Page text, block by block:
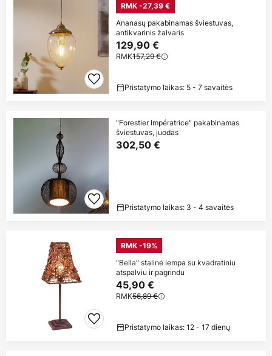
RMK -27,39 €
Ananasų pakabinamas šviestuvas,
antikvarinis žalvaris
129,90 €
RMK157,29 €
Pristatymo laikas: 5 - 7 savaitės
"Forestier Impératrice" pakabinamas
šviestuvas, juodas
302,50 €
Pristatymo laikas: 3 - 4 savaitės
RMK -19%
"Bella" stalinė lempa su kvadratiniu
atspalviu ir pagrindu
45,90 €
RMK56,89 €
Pristatymo laikas: 12 - 17 dienų